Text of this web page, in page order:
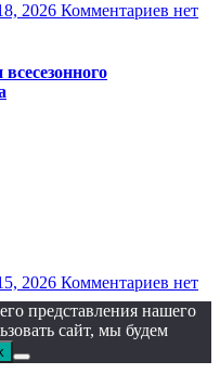
2026 Комментариев нет
2026 Комментариев нет
представления нашего
сайт, мы будем